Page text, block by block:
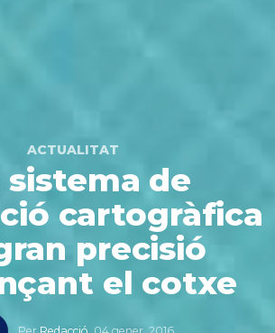
ACTUALITAT
sistema de
cartogràfica
precisió
el cotxe